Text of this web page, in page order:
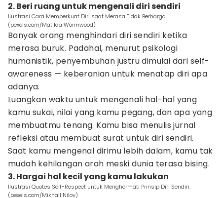
2. Beri ruang untuk mengenali diri sendiri
Ilustrasi Cara Memperkuat Diri saat Merasa Tidak Berharga.
(pexels.com/Matilda Wormwood)
Banyak orang menghindari diri sendiri ketika
merasa buruk. Padahal, menurut psikologi
humanistik, penyembuhan justru dimulai dari self-
awareness — keberanian untuk menatap diri apa
adanya.
Luangkan waktu untuk mengenali hal-hal yang
kamu sukai, nilai yang kamu pegang, dan apa yang
membuatmu tenang. Kamu bisa menulis jurnal
refleksi atau membuat surat untuk diri sendiri.
Saat kamu mengenal dirimu lebih dalam, kamu tak
mudah kehilangan arah meski dunia terasa bising.
3. Hargai hal kecil yang kamu lakukan
Ilustrasi Quotes Self-Respect untuk Menghormati Prinsip Diri Sendiri.
(pexels.com/Mikhail Nilov)